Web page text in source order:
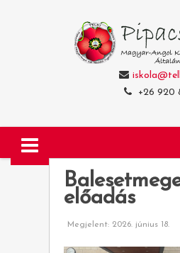
+26 920
előadás
Megjelent: 2026. június 18.